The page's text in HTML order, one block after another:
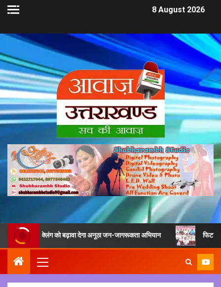
8 August 2026
को बढ़ावा देगा अनूठा जन-जागरूकता अभियान फिटनेस का मूल